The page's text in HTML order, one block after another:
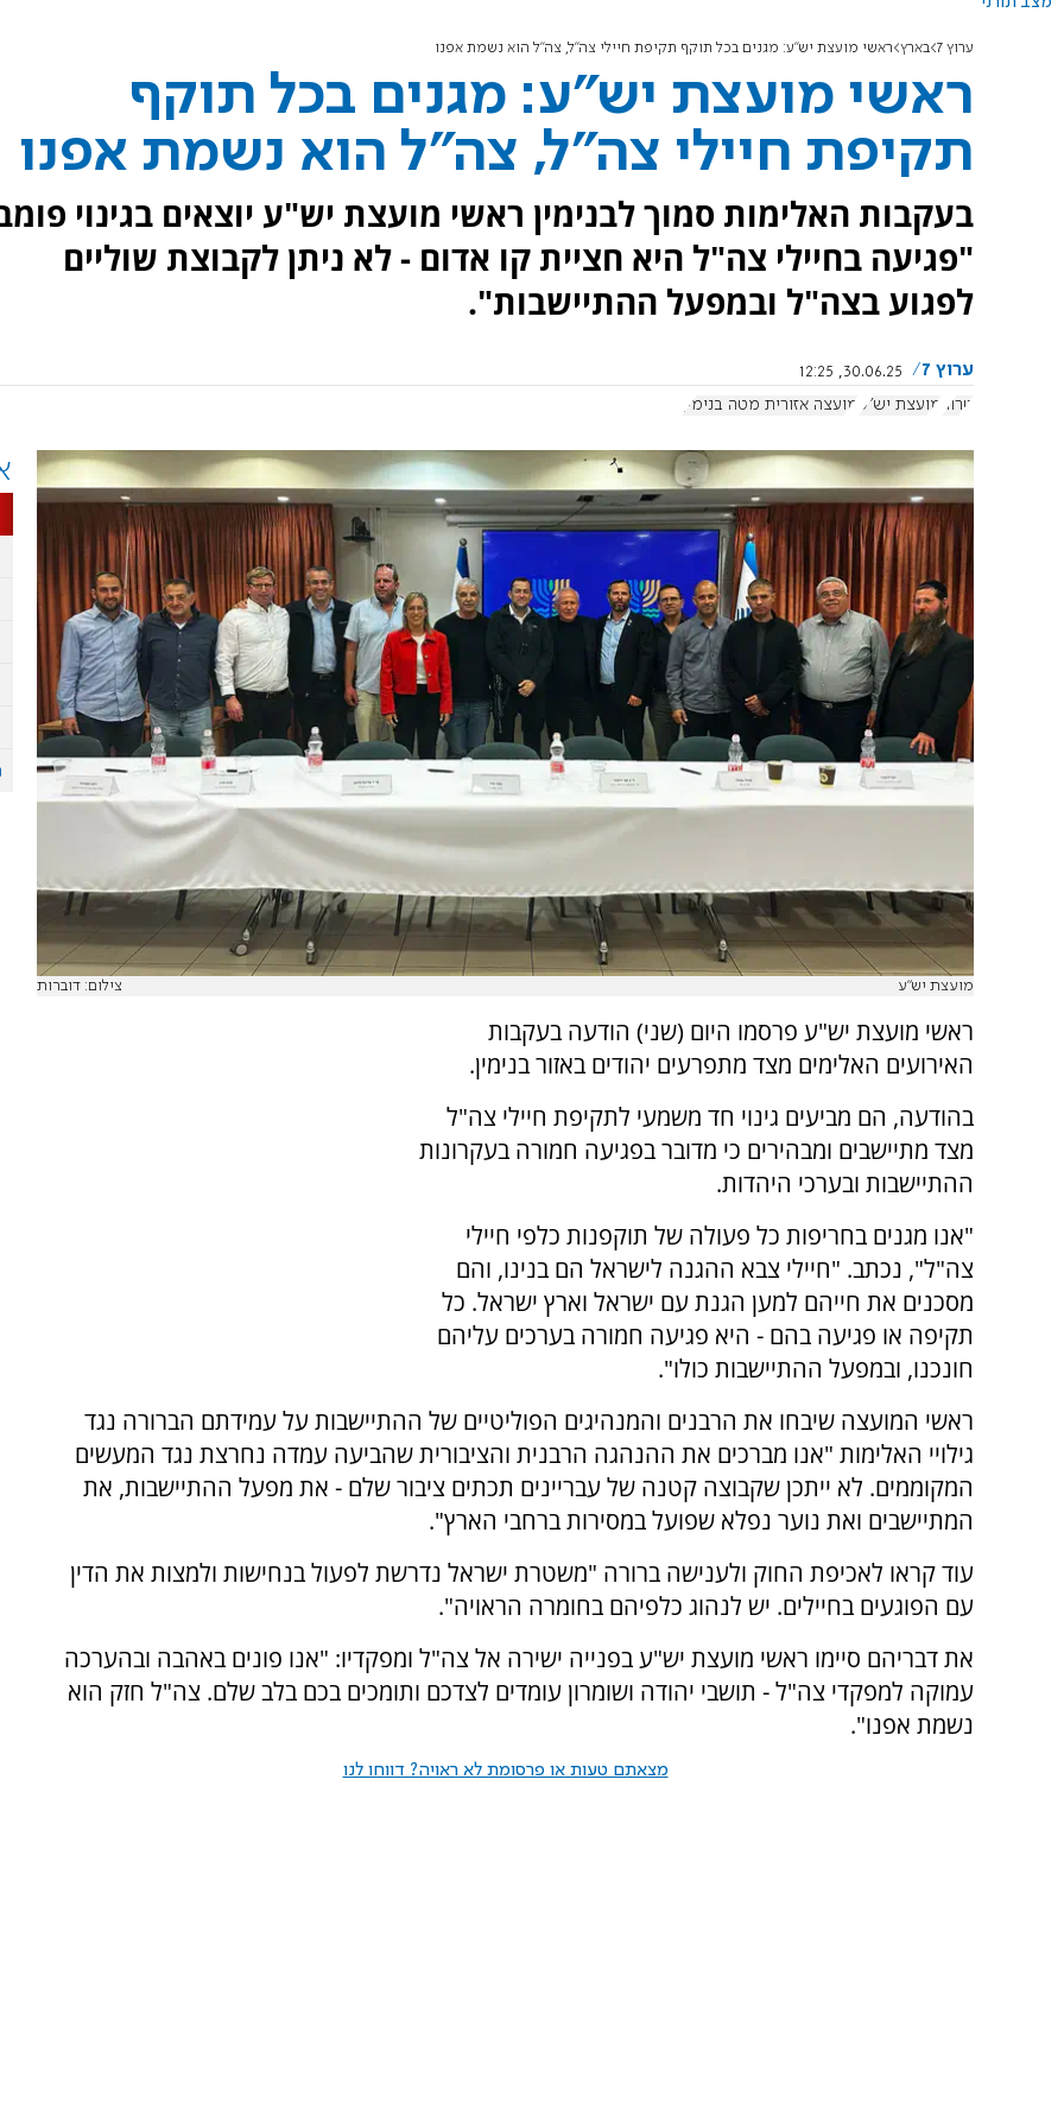
ערוץ 7 בארץ ראשי מועצת יש"ע: מגנים בכל תוקף תקיפת חיילי צה"ל, צה"ל הוא נשמת אפנו
ראשי מועצת יש"ע: מגנים בכל תוקף
תקיפת חיילי צה"ל, צה"ל הוא נשמת אפנו
בעקבות האלימות סמוך לבנימין ראשי מועצת יש"ע יוצאים בגינוי
"פגיעה בחיילי צה"ל היא חציית קו אדום - לא ניתן לקבוצת שוליים
לפגוע בצה"ל ובמפעל ההתיישבות".
ערוץ 7
30.06.25, 12:25
טרור מועצת יש"ע מועצה אזורית מטה בנימין
מועצת יש"ע צילום: דוברות
ראשי מועצת יש"ע פרסמו היום (שני) הודעה בעקבות
האירועים האלימים מצד מתפרעים יהודים באזור בנימין.
בהודעה, הם מביעים גינוי חד משמעי לתקיפת חיילי צה"ל
מצד מתיישבים ומבהירים כי מדובר בפגיעה חמורה בעקרונות
ההתיישבות ובערכי היהדות.
"אנו מגנים בחריפות כל פעולה של תוקפנות כלפי חיילי
צה"ל", נכתב. "חיילי צבא ההגנה לישראל הם בנינו, והם
מסכנים את חייהם למען הגנת עם ישראל וארץ ישראל. כל
תקיפה או פגיעה בהם - היא פגיעה חמורה בערכים עליהם
חונכנו, ובמפעל ההתיישבות כולו".
ראשי המועצה שיבחו את הרבנים והמנהיגים הפוליטיים של ההתיישבות על עמידתם הברורה נגד
גילויי האלימות "אנו מברכים את ההנהגה הרבנית והציבורית שהביעה עמדה נחרצת נגד המעשים
המקוממים. לא ייתכן שקבוצה קטנה של עבריינים תכתים ציבור שלם - את מפעל ההתיישבות, את
המתיישבים ואת נוער נפלא שפועל במסירות ברחבי הארץ".
עוד קראו לאכיפת החוק ולענישה ברורה "משטרת ישראל נדרשת לפעול בנחישות ולמצות את הדין
עם הפוגעים בחיילים. יש לנהוג כלפיהם בחומרה הראויה".
את דבריהם סיימו ראשי מועצת יש"ע בפנייה ישירה אל צה"ל ומפקדיו: "אנו פונים באהבה ובהערכה
עמוקה למפקדי צה"ל - תושבי יהודה ושומרון עומדים לצדכם ותומכים בכם בלב שלם. צה"ל חזק הוא
נשמת אפנו".
מצאתם טעות או פרסומת לא ראויה? דווחו לנו